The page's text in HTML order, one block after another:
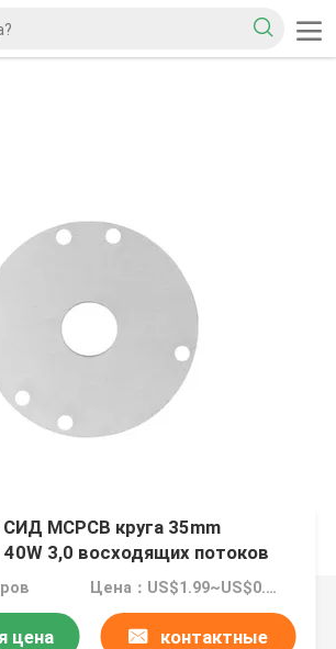
MCPCB круга 35mm
3,0 восходящих потоков
для света
Цена：US$1.99~US$0.89
цена контактные